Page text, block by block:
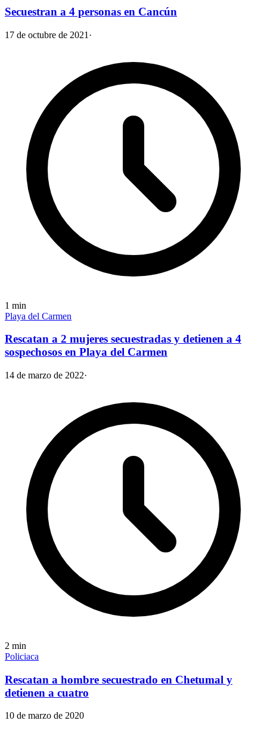
Secuestran a 4 personas en Cancún
17 de octubre de 2021 ·
1 min
Playa del Carmen
Rescatan a 2 mujeres secuestradas y detienen a 4
sospechosos en Playa del Carmen
14 de marzo de 2022·
2 min
Policiaca
Rescatan a hombre secuestrado en Chetumal y
detienen a cuatro
10 de marzo de 2020